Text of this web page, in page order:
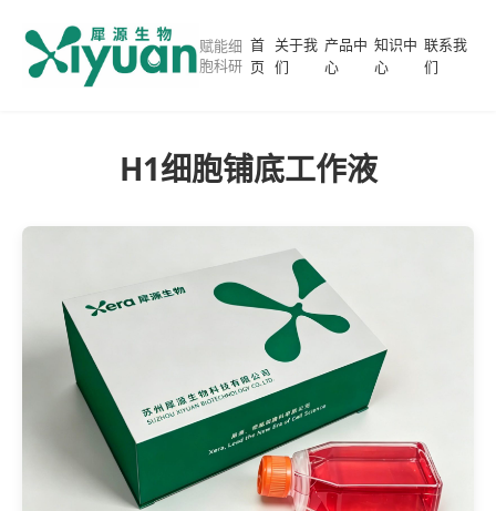
赋能细
胞科研
首
页
关于我
们
产品中
心
知识中
心
联系我
们
H1细胞铺底工作液